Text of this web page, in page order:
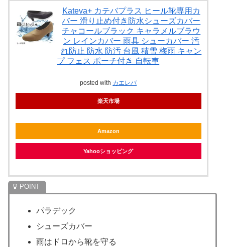
Kateva+ カテバプラス ヒール靴専用カ
バー 滑り止め付き防水シューズカバー
チャコールブラック キャラメルブラウ
ン レインカバー 雨具 シューカバー 汚
れ防止 防水 防汚 台風 積雪 梅雨 キャン
プ フェス ポーチ付き 自転車
posted with カエレバ
楽天市場
Amazon
Yahooショッピング
パラデック
シューズカバー
雨はドロから靴を守る